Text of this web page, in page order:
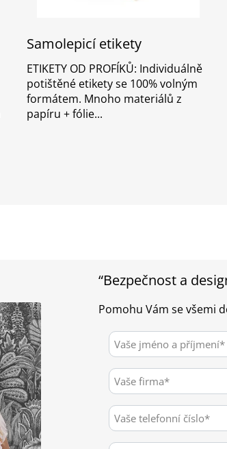
Samolepicí etikety
ETIKETY OD PROFÍKŮ: Individuálně
potištěné etikety se 100% volným
formátem. Mnoho materiálů z
papíru + fólie
“Bezpečnost a
Pomohu Vám se všemi